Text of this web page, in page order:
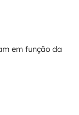
em função da